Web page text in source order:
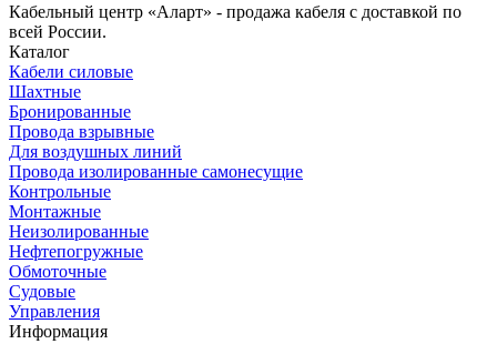
Кабельный центр «Аларт» - продажа кабеля с доставкой по
всей России.
Каталог
Кабели силовые
Шахтные
Бронированные
Провода взрывные
Для воздушных линий
Провода изолированные самонесущие
Контрольные
Монтажные
Неизолированные
Нефтепогружные
Обмоточные
Судовые
Управления
Информация